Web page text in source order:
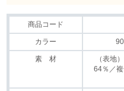
商品コード
カラー
素 材
（表地
64％／